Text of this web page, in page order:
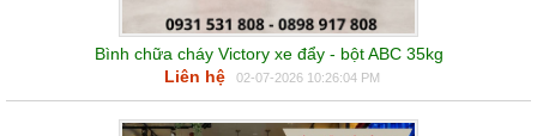
Bình chữa cháy Victory xe đẩy - bột ABC 35kg
Liên hệ
02-07-2026 10:26:04 PM